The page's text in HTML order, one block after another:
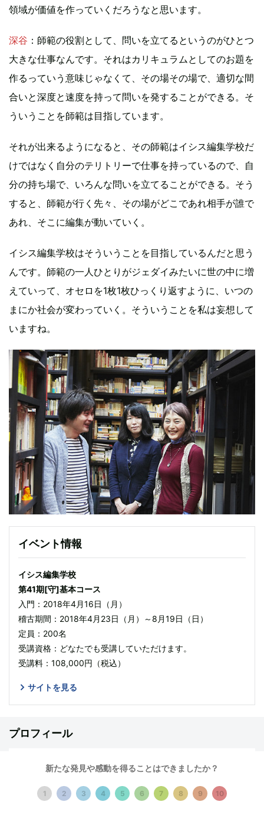
領域が価値を作っていくだろうなと思います。
深谷 ：師範の役割として、問いを立てるというのがひとつ
大きな仕事なんです。それはカリキュラムとしてのお題を
作るっていう意味じゃなくて、その場その場で、適切な間
合いと深度と速度を持って問いを発することができる。そ
ういうことを師範は目指しています。
それが出来るようになると、その師範はイシス編集学校だ
けではなく自分のテリトリーで仕事を持っているので、自
分の持ち場で、いろんな問いを立てることができる。そう
すると、師範が行く先々、その場がどこであれ相手が誰で
あれ、そこに編集が動いていく。
イシス編集学校はそういうことを目指しているんだと思う
んです。師範の一人ひとりがジェダイみたいに世の中に増
えていって、オセロを1枚1枚ひっくり返すように、いつの
まにか社会が変わっていく。そういうことを私は妄想して
いますね。
イベント情報
イシス編集学校
第41期[守]基本コース
入門：2018年4月16日（月）
稽古期間：2018年4月23日（月）～8月19日（日）
定員：200名
受講資格：どなたでも受講していただけます。
受講料：108,000円（税込）
サイトを見る
プロフィール
深谷もと佳 （ふかや もとか）
イシス編集学校師範。ユニークなファッションセンスと浩瀚な知
識、自在な編集力に校長の松岡正剛の評価も高い。美容師にとど
新たな発見や感動を得ることはできましたか？
1 2 3 4 5 6 7 8 9 10